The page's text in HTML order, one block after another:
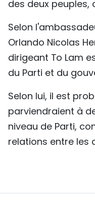
des deux peuples,
Selon
Orlando Nicolas
dirigeant To Lam
du Parti et du
Selon lui, il est
parviendraient à
niveau de Parti,
relations entre les